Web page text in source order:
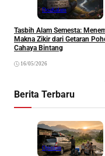
DoaKalam
Tasbih Alam Semesta:
Makna Zikir dari Getaran
Cahaya Bintang
16/05/2026
Berita Terbaru
Opinion